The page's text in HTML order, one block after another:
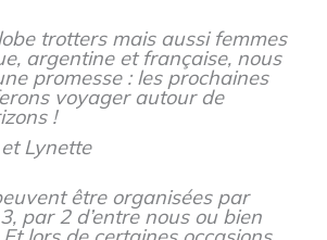
trotters mais aussi femmes
argentine et française, nous
promesse : les prochaines
voyager autour de
!
Lynette
être organisées par
par 2 d’entre nous ou bien